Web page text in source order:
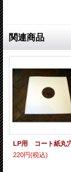
関連商品
220円(税込)